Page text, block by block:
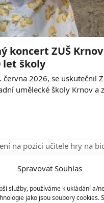
Spravovat Souhlas
služby, používáme k ukládání a/
jako jsou soubory cookies.
koncert ZUŠ
let školy
června 2026, se uskutečnil
umělecké školy Krnov a
na pozici učitele hry na